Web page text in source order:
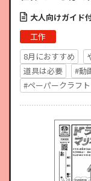
ートル。腐った
き寄せて花粉を
大人向けガイド
工作
8月におすすめ
道具は必要
#動
#ペーパークラフト